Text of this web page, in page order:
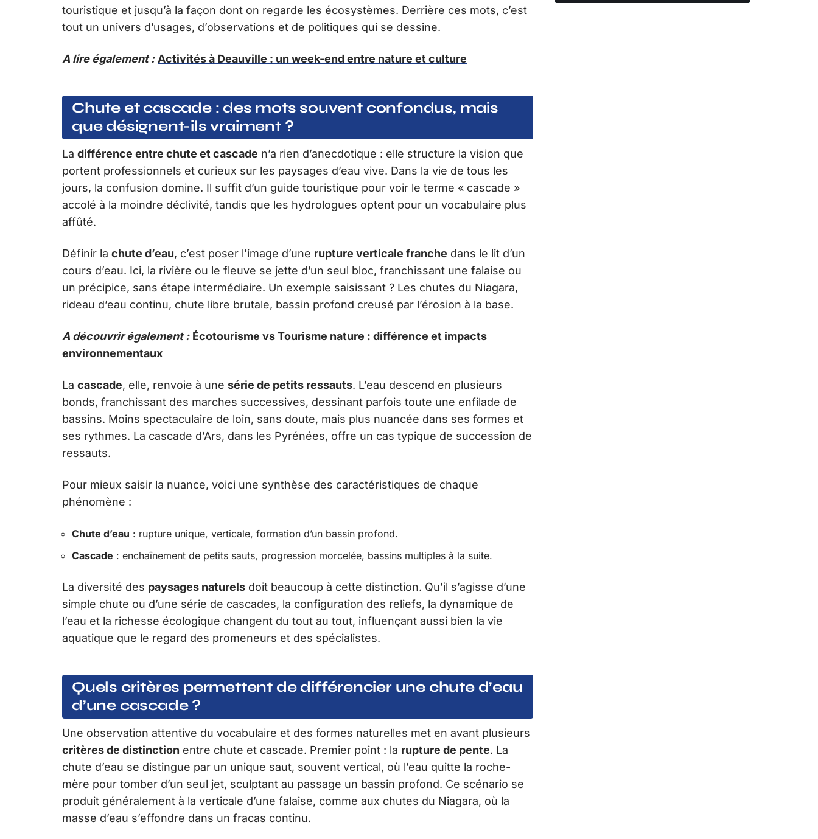
touristique et jusqu’à la façon dont on regarde les écosystèmes. Derrière ces mots, c’est
tout un univers d’usages, d’observations et de politiques qui se dessine.
A lire également : Activités à Deauville : un week-end entre nature et culture
Chute et cascade : des mots souvent confondus, mais
que désignent-ils vraiment ?
La différence entre chute et cascade n’a rien d’anecdotique : elle structure la vision que
portent professionnels et curieux sur les paysages d’eau vive. Dans la vie de tous les
jours, la confusion domine. Il suffit d’un guide touristique pour voir le terme « cascade »
accolé à la moindre déclivité, tandis que les hydrologues optent pour un vocabulaire plus
affûté.
Définir la chute d’eau, c’est poser l’image d’une rupture verticale franche dans le lit d’un
cours d’eau. Ici, la rivière ou le fleuve se jette d’un seul bloc, franchissant une falaise ou
un précipice, sans étape intermédiaire. Un exemple saisissant ? Les chutes du Niagara,
rideau d’eau continu, chute libre brutale, bassin profond creusé par l’érosion à la base.
A découvrir également : Écotourisme vs Tourisme nature : différence et impacts
environnementaux
La cascade, elle, renvoie à une série de petits ressauts. L’eau descend en plusieurs
bonds, franchissant des marches successives, dessinant parfois toute une enfilade de
bassins. Moins spectaculaire de loin, sans doute, mais plus nuancée dans ses formes et
ses rythmes. La cascade d’Ars, dans les Pyrénées, offre un cas typique de succession de
ressauts.
Pour mieux saisir la nuance, voici une synthèse des caractéristiques de chaque
phénomène :
Chute d’eau : rupture unique, verticale, formation d’un bassin profond.
Cascade : enchaînement de petits sauts, progression morcelée, bassins multiples à la suite.
La diversité des paysages naturels doit beaucoup à cette distinction. Qu’il s’agisse d’une
simple chute ou d’une série de cascades, la configuration des reliefs, la dynamique de
l’eau et la richesse écologique changent du tout au tout, influençant aussi bien la vie
aquatique que le regard des promeneurs et des spécialistes.
Quels critères permettent de différencier une chute d’eau
d’une cascade ?
Une observation attentive du vocabulaire et des formes naturelles met en avant plusieurs
critères de distinction entre chute et cascade. Premier point : la rupture de pente. La
chute d’eau se distingue par un unique saut, souvent vertical, où l’eau quitte la roche-
mère pour tomber d’un seul jet, sculptant au passage un bassin profond. Ce scénario se
produit généralement à la verticale d’une falaise, comme aux chutes du Niagara, où la
masse d’eau s’effondre dans un fracas continu.